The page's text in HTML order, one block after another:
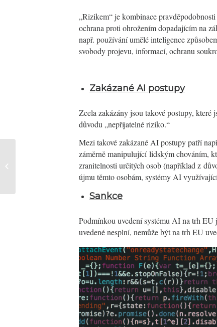
„Rizikem“ je kombinace
ochrana proti ohrožením dopadajícím na
např. používání umělé inteligence
svobody projevu, informací, ochranu
Zakázané AI postupy
Zcela zakázány jsou takové postupy,
důvodu „nepřijatelné riziko.“
Mezi takové zakázané AI postupy patří
záměrně manipulující lidským chováním,
zranitelnosti určitých osob (například z
újmu těmto osobám, systémy AI
Sankce
Podmínkou uvedení systému AI na trh
uvedené nesplní, nemůže být na trh EU